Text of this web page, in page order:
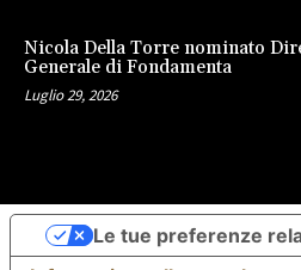
Nicola Della Torre nominato
Generale di Fondamenta
Luglio 29, 2026
Le tue preferenze